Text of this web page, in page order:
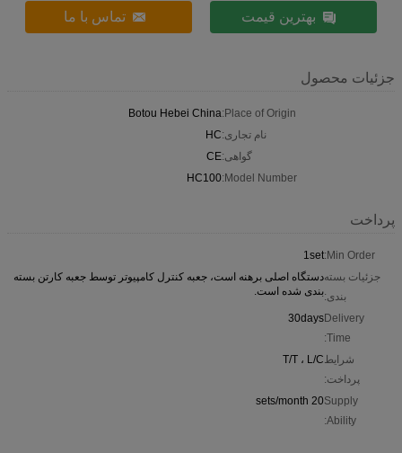
بهترین قیمت تماس با ما
جزئیات محصول
Place of Origin:
Botou Hebei China
نام تجاری:HC
گواهی:CE
Model Number:
HC100
پرداخت
Min Order:
1set
جزئیات بسته
بندی:
دستگاه اصلی برهنه است، جعبه کنترل کامپیوتر توسط جعبه کارتن بسته
بندی شده است.
Delivery
Time:
30days
شرایط
پرداخت:
T/T ، L/C
Supply
Ability:
20 sets/month